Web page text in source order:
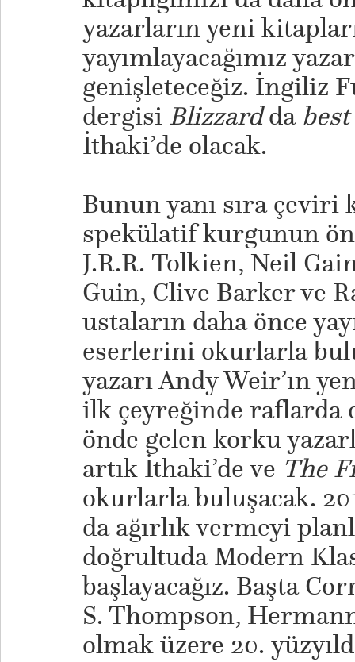
yazarların yeni
yayımlayacağımız
genişleteceğiz. İngiliz
dergisi Blizzardda
İthaki’de olacak.
​Bunun yanı sıra çeviri
spekülatif kurgunun
J.R.R. Tolkien, Neil
Guin, Clive Barker ve
ustaların daha önce
eserlerini okurlarla
yazarı Andy Weir’ın
ilk çeyreğinde raflarda
önde gelen korku
artık İthaki’de ve The
okurlarla buluşacak.
da ağırlık vermeyi
doğrultuda Modern
başlayacağız. Başta
S. Thompson,
olmak üzere 20.